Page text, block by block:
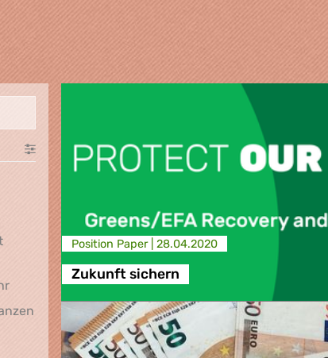
Biodiversität, Ernährung, Landwirtschaft
Klima, Umwelt, Energie, Verkehr
Finanzen und Industrie
Position Paper | 28.04.2020
Zukunft sichern